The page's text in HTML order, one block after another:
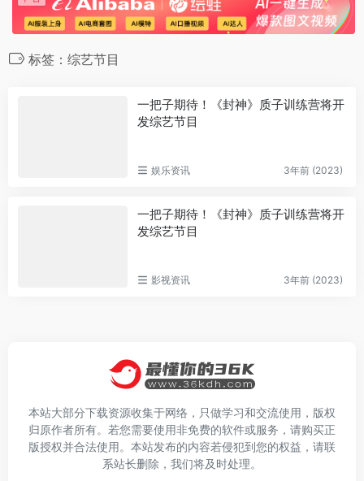
标签：综艺节目
一把子期待！《封神》质子训练营将开
发综艺节目
娱乐资讯 3年前 (2023)
一把子期待！《封神》质子训练营将开
发综艺节目
影视资讯 3年前 (2023)
本站大部分下载资源收集于网络，只做学习和交流使用，版权
归原作者所有。若您需要使用非免费的软件或服务，请购买正
版授权并合法使用。本站发布的内容若侵犯到您的权益，请联
系站长删除，我们将及时处理。